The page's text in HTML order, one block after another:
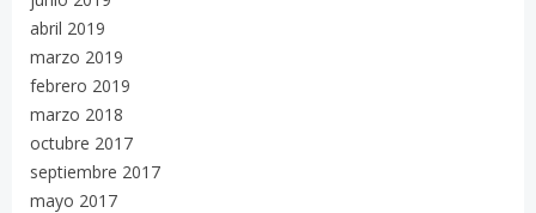
abril 2019
marzo 2019
febrero 2019
marzo 2018
octubre 2017
septiembre 2017
mayo 2017